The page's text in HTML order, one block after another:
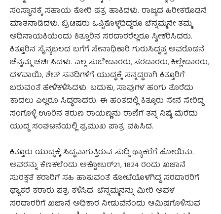
ಸಂಸ್ಥಾನಕ್ಕೆ ಸಹಾಯ ಕೋರಿ ಪತ್ರ ಹಾಕಿದಳು. ರಾಜ್ಯದ ಹಿರೀಕರೊಡನೆ
ಮಾತನಾಡಿದಳು. ಬ್ರಿಟಿಷರು ಒಪ್ಪಿಕೊಳ್ಳದಿದ್ದರೂ ಚೆನ್ನಮ್ಮನೇ ತಮ್ಮ
ಅಧಿನಾಯಕಿಯೆಂದು ಕಿತ್ತೂರಿನ ಸರದಾರರೆಲ್ಲರೂ ಸ್ವೀಕರಿಸಿದರು.
ಕಿತ್ತೂರಿನ ಸೈನ್ಯಬಲದ ಬಗೆಗೆ ಸೇನಾಧಿಕಾರಿ ಗುರುಸಿದ್ದಪ್ಪ ಅವರೊಡನೆ
ಚೆನ್ನಮ್ಮ ಚರ್ಚಿಸಿದಳು. ಎಲ್ಲ ಸುಬೇದಾರರು, ಸರದಾರರು, ಕಿಲ್ಲೇದಾರರು,
ದಳವಾಯಿ, ಶೇತ್ ಸನದಿಗಳಿಗೆ ಯುದ್ಧಕ್ಕೆ ಸನ್ನದ್ಧರಾಗಿ ಕಿತ್ತೂರಿಗೆ
ಬರುವಂತೆ ಹೇಳಿಕಳಿಸಿದಳು. ಬದುಕು, ಸಾವುಗಳ ಹಂಗು ತೊರೆದು
ಕಾದಲು ಎಲ್ಲರೂ ಸಿದ್ಧರಾದರು. ಈ ಹಂತದಲ್ಲಿ ಕಿತ್ತೂರು ಸೇನೆ ಸೇರಿದ್ದ
ಸಂಗೊಳ್ಳಿ ಊರಿನ ತರುಣ ರಾಯಣ್ಣನು ರಾಣಿಗೆ ತನ್ನ ನಿಷ್ಠೆ ಮೆರೆದು
ಯುದ್ಧ ಸಂಘಟನೆಯಲ್ಲಿ ಪ್ರಮುಖ ಪಾತ್ರ ವಹಿಸಿದ.
ಕಿತ್ತೂರು ಯುದ್ಧಕ್ಕೆ ಸಿದ್ಧವಾಗುತ್ತಿರುವ ಸುದ್ದಿ ಥ್ಯಾಕರೆಗೆ ಹೋಯಿತು.
ಅವರನ್ನು ಕೆಣಕಲೆಂದು ಅಕ್ಟೋಬರ್21, 1824 ರಂದು ಖಜಾನೆ
ಸುರಕ್ಷತೆ ಕರಾರಿಗೆ ಸಹಿ ಹಾಕುವಂತೆ ಕೋಟೆಯೊಳಗಿದ್ದ ಸರದಾರರಿಗೆ
ಥ್ಯಾಕರೆ ಕರಾರು ಪತ್ರ ಕಳಿಸಿದ. ಚೆನ್ನಮ್ಮನನ್ನು ಮೀರಿ ಅವಳ
ಸರದಾರರಿಗೆ ಖಜಾನೆ ಅಧಿಕಾರ ನೀಡುವೆನೆಂದು ಆಮಿಷಗೊಳಿಸುವ